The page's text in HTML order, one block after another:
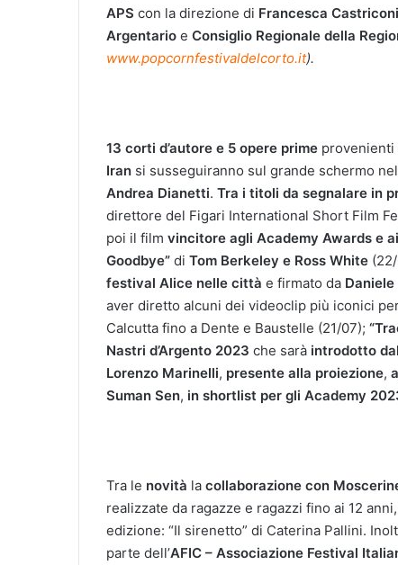
APS con la direzione di Francesca Castriconi
Argentario e Consiglio Regionale della
www.popcornfestivaldelcorto.it).
13 corti d’autore e 5 opere prime provenienti
Iran si susseguiranno sul grande schermo
Andrea Dianetti. Tra i titoli da segnalare in
direttore del Figari International Short Film
poi il film vincitore agli Academy Awards e
Goodbye” di Tom Berkeley e Ross White
festival Alice nelle città e firmato da Daniele
aver diretto alcuni dei videoclip più iconici
Calcutta fino a Dente e Baustelle (21/07);
Nastri d’Argento 2023 che sarà introdotto
Lorenzo Marinelli, presente alla proiezione,
Suman Sen, in shortlist per gli Academy
Tra le novità la collaborazione con
realizzate da ragazze e ragazzi fino ai 12
edizione: “Il sirenetto” di Caterina Pallini.
parte dell’AFIC – Associazione Festival